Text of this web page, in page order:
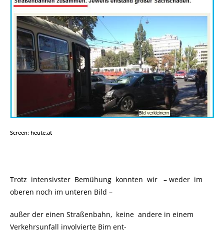
Screen: heute.at
Trotz intensivster Bemühung konnten wir – weder im
oberen noch im unteren Bild –
außer der einen Straßenbahn, keine andere in einem
Verkehrsunfall involvierte Bim ent-